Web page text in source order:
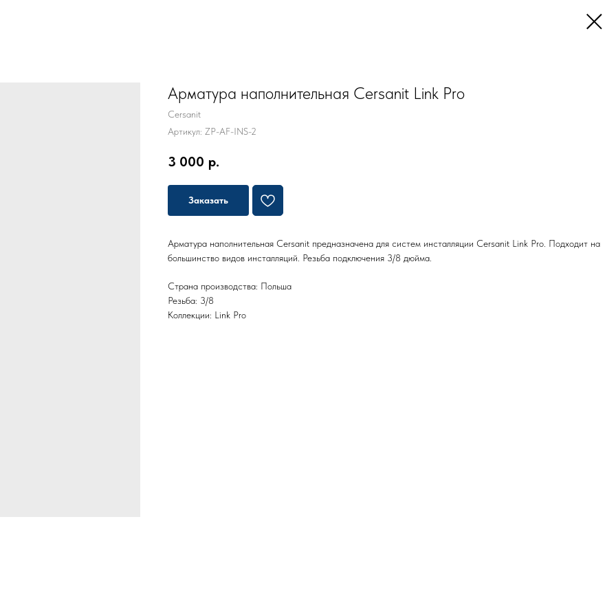
Арматура наполнительная Cersanit Link Pro
Cersanit
Артикул: ZP-AF-INS-2
3 000 р.
Заказать
Арматура наполнительная Cersanit предназначена для систем инсталляции Cersanit Link Pro. Подходит на
большинство видов инсталляций. Резьба подключения 3/8 дюйма.
Страна производства: Польша
Резьба: 3/8
Коллекции: Link Pro